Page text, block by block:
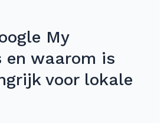
My
en waarom is
voor lokale